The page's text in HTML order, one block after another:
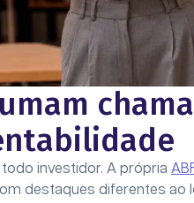
investidor. A própria
destaques diferentes ao